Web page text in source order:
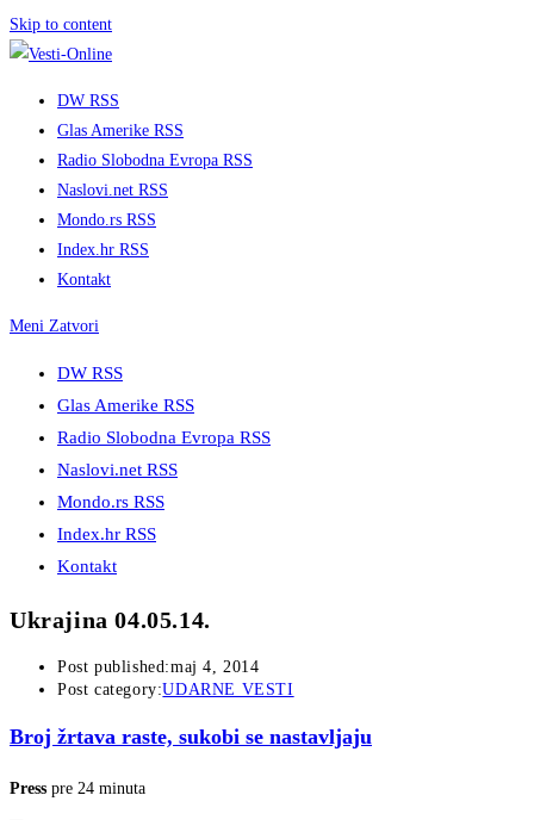
Skip to content
DW RSS
Glas Amerike RSS
Radio Slobodna Evropa RSS
Naslovi.net RSS
Mondo.rs RSS
Index.hr RSS
Kontakt
Meni Zatvori
DW RSS
Glas Amerike RSS
Radio Slobodna Evropa RSS
Naslovi.net RSS
Mondo.rs RSS
Index.hr RSS
Kontakt
Ukrajina 04.05.14.
Post published:maj 4, 2014
Post category:UDARNE VESTI
Broj žrtava raste, sukobi se nastavljaju
Press pre 24 minuta